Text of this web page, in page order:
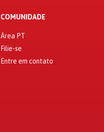
COMUNIDADE
Área PT
Filie-se
Entre em contato